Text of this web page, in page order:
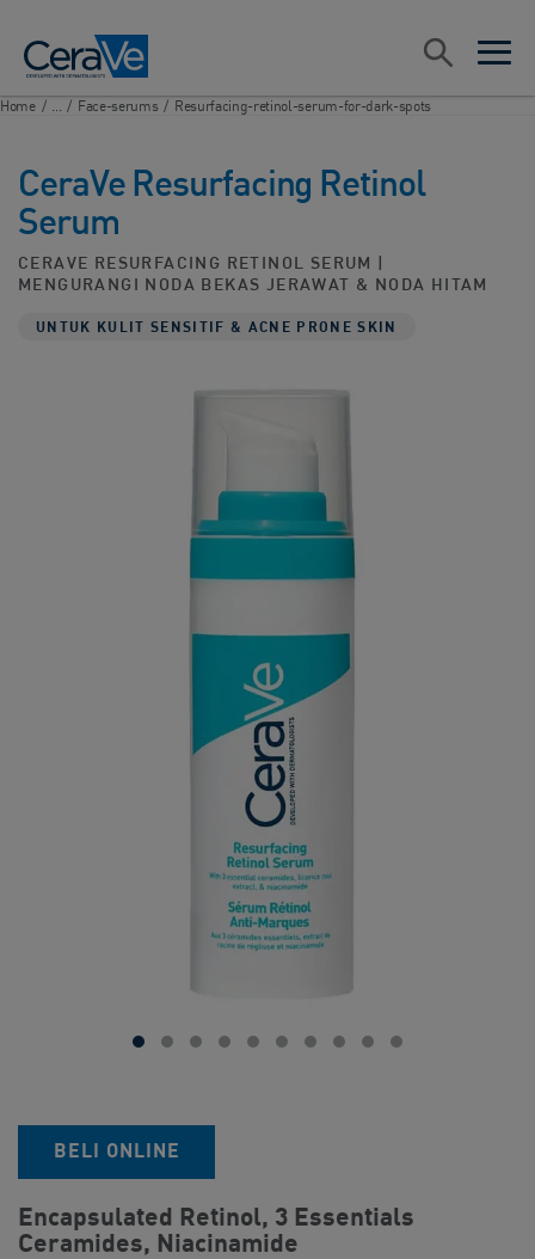
open
open
Search
Home / ... / Face-serums / Resurfacing-retinol-serum-for-dark-spots
CeraVe Resurfacing Retinol
Serum
CERAVE RESURFACING RETINOL SERUM |
MENGURANGI NODA BEKAS JERAWAT & NODA HITAM​
UNTUK KULIT SENSITIF & ACNE PRONE SKIN
Encapsulated Retinol, 3 Essentials
Ceramides, Niacinamide
BELI ONLINE​